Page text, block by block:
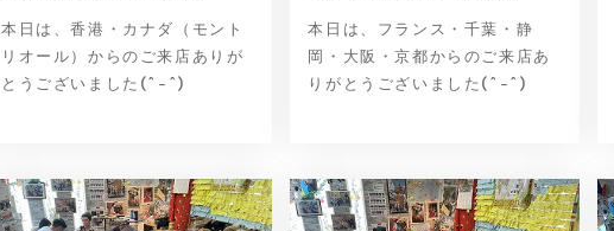
本日は、香港・カナダ（モント
リオール）からのご来店ありが
とうございました(^-^)
本日は、フランス・千葉・静
岡・大阪・京都からのご来店あ
りがとうございました(^-^)